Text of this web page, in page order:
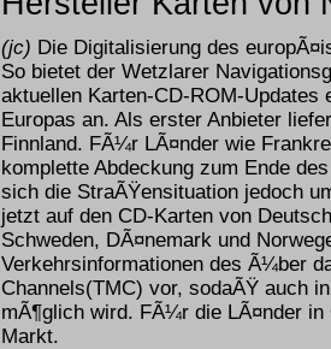
(jc) Die Digitalisierung des
So bietet der Wetzlarer
aktuellen Karten-CD-ROM-Updates
Europas an. Als erster Anbieter
Finnland. FÃ¼r LÃ¤nder wie
komplette Abdeckung zum Ende
sich die StraÃŸensituation jedoch
jetzt auf den CD-Karten von
Schweden, DÃ¤nemark und
Verkehrsinformationen des Ã¼ber
Channels(TMC) vor, sodaÃŸ auch
mÃ¶glich wird. FÃ¼r die LÃ¤nder
Markt.